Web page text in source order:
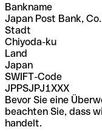
Bankname
Japan Post Bank,
Stadt
Chiyoda-ku
Land
Japan
SWIFT-Code
JPPSJPJ1XXX
Bevor Sie eine
beachten Sie, dass
handelt.